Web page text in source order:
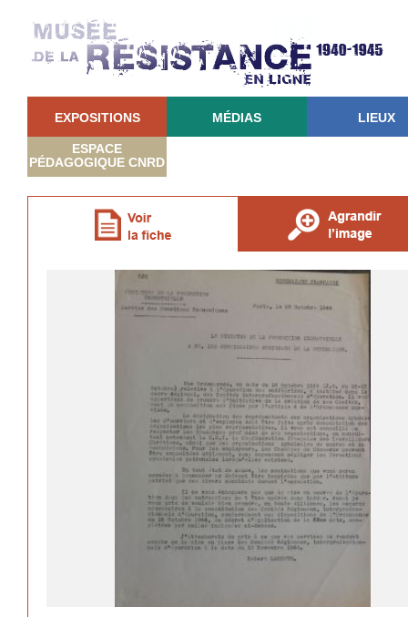
EXPOSITIONS MÉDIAS LIEUX
ESPACE
PÉDAGOGIQUE CNRD